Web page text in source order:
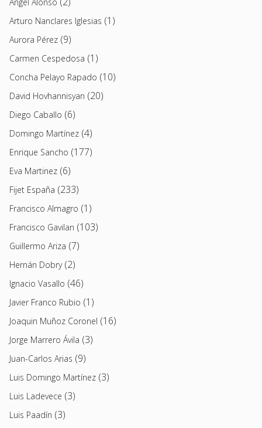
Arturo Nanclares Iglesias (1)
Aurora Pérez (9)
Carmen Cespedosa (1)
Concha Pelayo Rapado (10)
David Hovhannisyan (20)
Diego Caballo (6)
Domingo Martínez (4)
Enrique Sancho (177)
Eva Martinez (6)
Fijet España (233)
Francisco Almagro (1)
Francisco Gavilan (103)
Guillermo Ariza (7)
Hernán Dobry(2)
Ignacio Vasallo (46)
Javier Franco Rubio (1)
Joaquin Muñoz Coronel (16)
Jorge Marrero Ávila (3)
Juan-Carlos Arias (9)
Luis Domingo Martínez (3)
Luis Ladevece (3)
Luis Paadín (3)